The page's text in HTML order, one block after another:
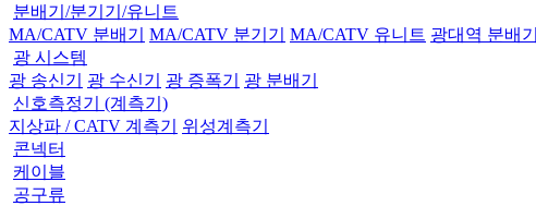
분배기/분기기/유니트
MA/CATV 분배기
MA/CATV 분기기 MA/CATV 유니트 광대역 분배기
광 시스템
광 송신기
광 수신기 광 증폭기
광 분배기
신호측정기 (계측기)
지상파 / CATV 계측기
위성계측기
콘넥터
케이블
공구류